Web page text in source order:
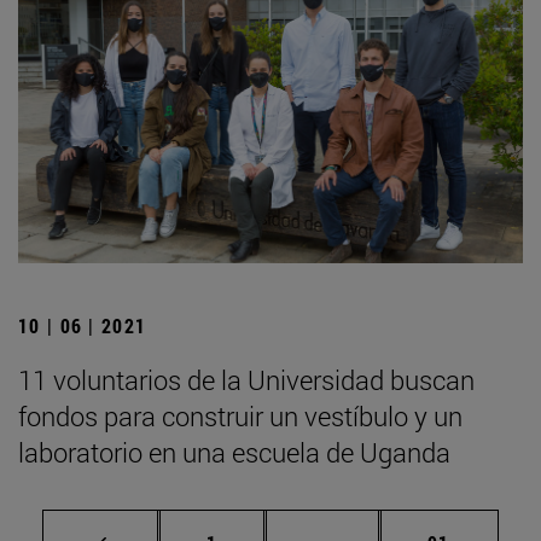
10 | 06 | 2021
11 voluntarios de la Universidad buscan
fondos para construir un vestíbulo y un
laboratorio en una escuela de Uganda